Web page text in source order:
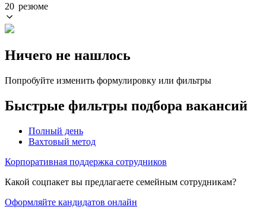
20 резюме
Ничего не нашлось
Попробуйте изменить формулировку или фильтры
Быстрые фильтры подбора вакансий
Полный день
Вахтовый метод
Корпоративная поддержка сотрудников
Какой соцпакет вы предлагаете семейным сотрудникам?
Оформляйте кандидатов онлайн